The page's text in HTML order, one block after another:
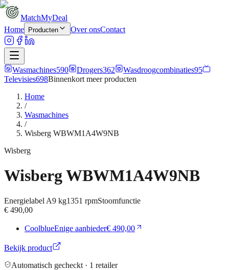
MatchMyDeal
Home
Producten Over onsContact
Wasmachines590 Drogers362 Wasdroogcombinaties95
Televisies698Binnenkort meerproducten
Home
/
Wasmachines
/
Wisberg WBWM1A4W9NB
Wisberg
Wisberg WBWM1A4W9NB
Energielabel A9 kg1351 rpmStoomfunctie
€ 490,00
CoolblueEnige aanbieder€ 490,00
Bekijk product
Automatisch gecheckt · 1 retailer